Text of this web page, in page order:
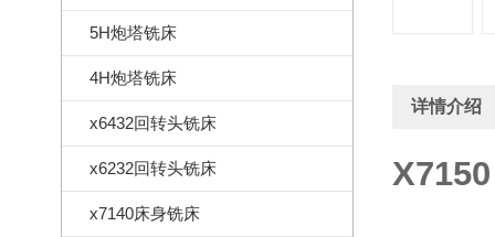
5H炮塔铣床
4H炮塔铣床
x6432回转头铣床
x6232回转头铣床
x7140床身铣床
详情介绍